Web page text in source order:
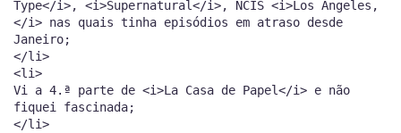
Type</i>, <i>Supernatural</i>, NCIS <i>Los Angeles,
</i> nas quais tinha episódios em atraso desde
Janeiro;
</li>
<li>
Vi a 4.ª parte de <i>La Casa de Papel</i> e não
fiquei fascinada;
</li>